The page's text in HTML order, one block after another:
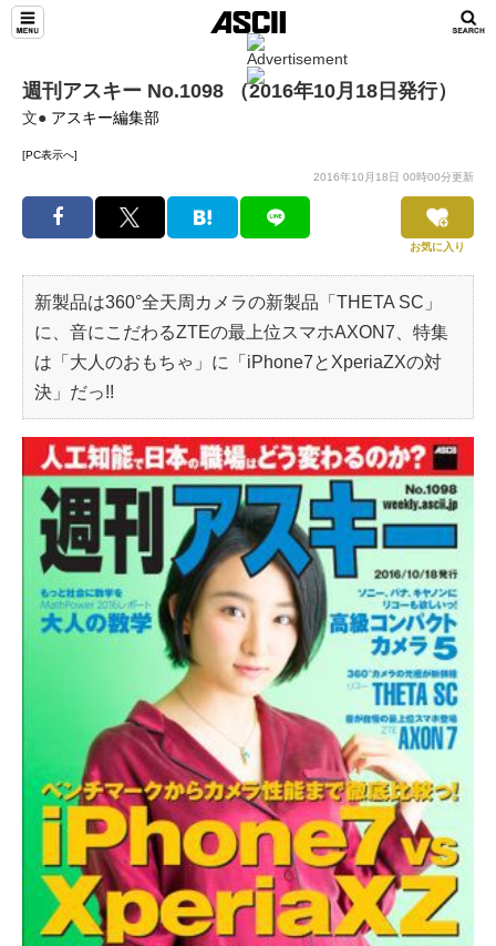
週刊アスキー No.1098 （2016年10月18日発行）
文● アスキー編集部
[PC表示へ]
2016年10月18日 00時00分更新
お気に入り
新製品は360°全天周カメラの新製品「THETA SC」
に、音にこだわるZTEの最上位スマホAXON7、特集
は「大人のおもちゃ」に「iPhone7とXperiaZXの対
決」だっ!!